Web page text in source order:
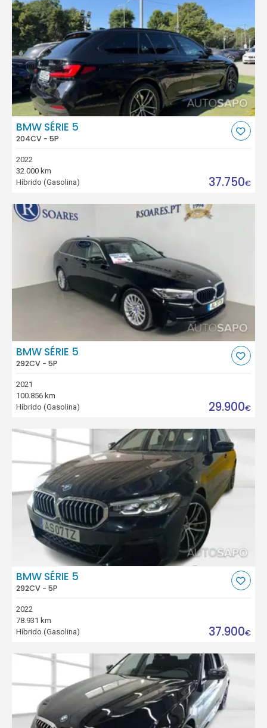
BMW SÉRIE 5
204CV - 5P
2022
32.000 km
Híbrido (Gasolina)
37.750€
BMW SÉRIE 5
292CV - 5P
2021
100.856 km
Híbrido (Gasolina)
29.900€
BMW SÉRIE 5
292CV - 5P
2022
78.931 km
Híbrido (Gasolina)
37.900€